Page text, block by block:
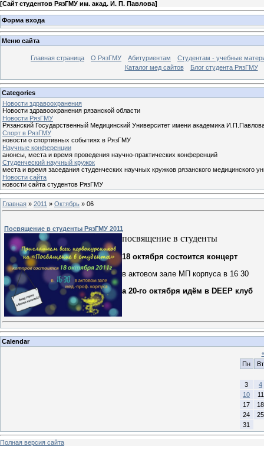
[Сайт студентов РязГМУ им. акад. И. П. Павлова]
Форма входа
Меню сайта
Главная страница О РязГМУ Абитуриентам
Студентам - учебные
Каталог мед сайтов
Блог студента РязГМУ
Categories
Новости здравоохранения
Новости здравоохранения рязанской области
Новости РязГМУ
Рязанский Государственный Медицинский Университет имени академика
Спорт в РязГМУ
новости о спортивных событиях в РязГМУ
Научные конференции
анонсы, места и время проведения научно-практических конференций
Cтуденческий научный кружок
места и время заседания студенческих научных кружков рязанского медицинского
Новости сайта
новости сайта студентов РязГМУ
Главная » 2011 » Октябрь » 06
Посвящение в студенты РязГМУ 2011
посвящение в студенты
18 октября состоится концерт
в актовом зале МП корпуса в 16 30
а 20-го октября идём в DEEP клуб
Calendar
Пн
Вт
3
4
10
11
17
18
24
25
31
Полная версия сайта